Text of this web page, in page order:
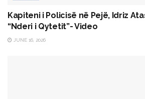
Kapiteni i Policisë në Pejë, Idriz
“Nderi i Qytetit”- Video
JUNE 16, 2026